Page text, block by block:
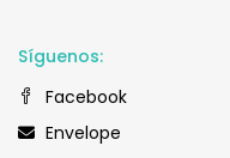
Síguenos:
Facebook
Envelope